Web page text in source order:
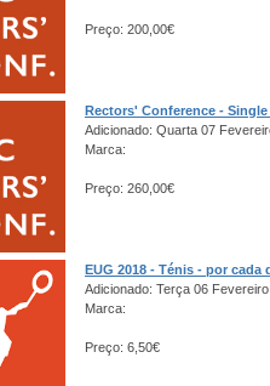
Preço: 200,00€
Rectors' Conference -
Adicionado: Quarta 07
Marca:
Preço: 260,00€
EUG 2018 - Ténis - por
Adicionado: Terça 06
Marca:
Preço: 6,50€